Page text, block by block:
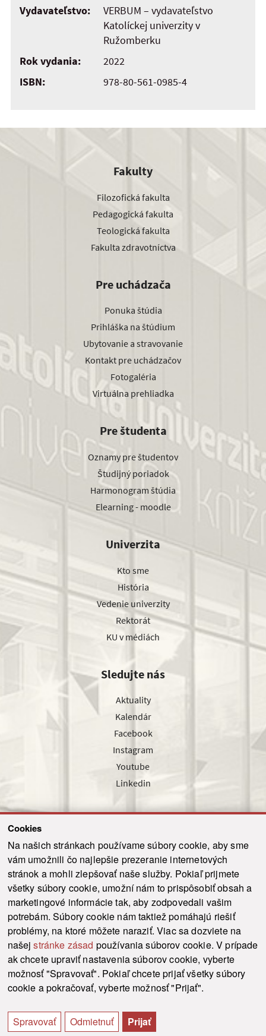
Cookies
Na našich stránkach používame súbory cookie, aby sme
vám umožnili čo najlepšie prezeranie internetových
stránok a mohli zlepšovať naše služby. Pokiaľ prijmete
všetky súbory cookie, umožní nám to prispôsobiť obsah a
marketingové informácie tak, aby zodpovedali vašim
potrebám. Súbory cookie nám taktiež pomáhajú riešiť
problémy, na ktoré môžete naraziť. Viac sa dozviete na
našejstránke zásad používania súborov cookie. V prípade
ak chcete upraviť nastavenia súborov cookie, vyberte
možnosť "Spravovať". Pokiaľ chcete prijať všetky súbory
cookie a pokračovať, vyberte možnosť "Prijať".
Spravovať Odmietnuť Prijať
Vydavateľstvo:
VERBUM – vydavateľstvo
Katolíckej univerzity v
Ružomberku
Rok vydania:
2022
ISBN:
978-80-561-0985-4
Fakulty
Filozofická fakulta
Pedagogická fakulta
Teologická fakulta
Fakulta zdravotníctva
Pre uchádzača
Ponuka štúdia
Prihláška na štúdium
Ubytovanie a stravovanie
Kontakt pre uchádzačov
Fotogaléria
Virtuálna prehliadka
Pre študenta
Oznamy pre študentov
Študijný poriadok
Harmonogram štúdia
Elearning - moodle
Univerzita
Kto sme
História
Vedenie univerzity
Rektorát
KU v médiách
Sledujte nás
Aktuality
Kalendár
Facebook
Instagram
Youtube
Linkedin
Odoslať
© 2021-2026 ku.sk. Všetky práva vyhradené. | Ochrana osobných údajov
Vyhlásenie o prístupnosti |
Admin
This site is protected by reCAPTCHA and the Google Privacy Policy and Terms of
Service
apply.